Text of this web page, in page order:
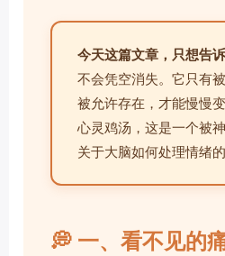
今天这篇文章，只想告
不会凭空消失。它只有
被允许存在，才能慢慢
心灵鸡汤，这是一个被
关于大脑如何处理情绪的
💭 一、看不见的